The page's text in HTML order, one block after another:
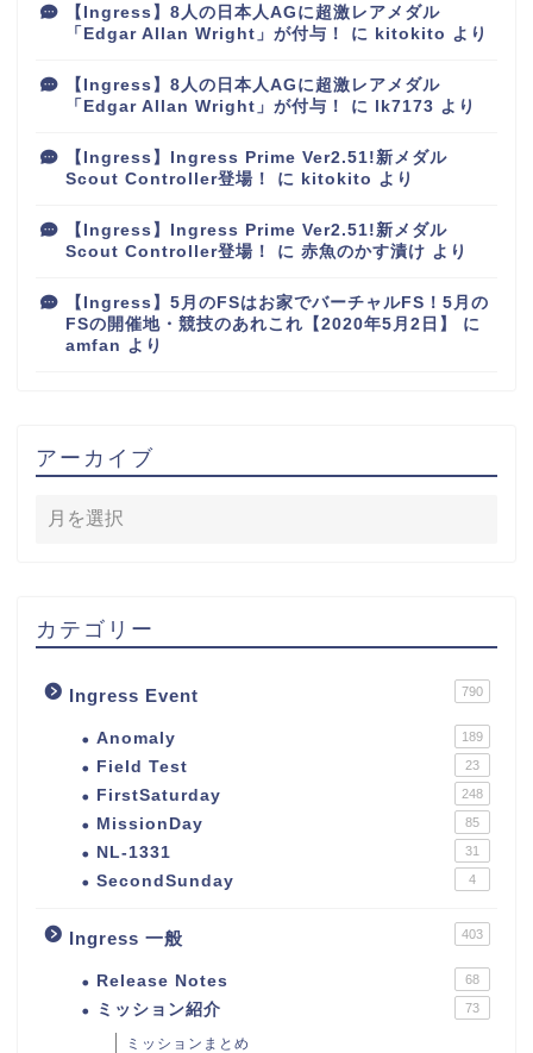
【Ingress】8人の日本人AGに超激レアメダル
「Edgar Allan Wright」が付与！
に kitokito より
【Ingress】8人の日本人AGに超激レアメダル
「Edgar Allan Wright」が付与！
に lk7173 より
【Ingress】Ingress Prime Ver2.51!新メダル
Scout Controller登場！
に kitokito より
【Ingress】Ingress Prime Ver2.51!新メダル
Scout Controller登場！
に 赤魚のかす漬け より
【Ingress】5月のFSはお家でバーチャルFS！5月の
FSの開催地・競技のあれこれ【2020年5月2日】
に
amfan より
アーカイブ
カテゴリー
Ingress Event 790
Anomaly 189
Field Test 23
FirstSaturday 248
MissionDay 85
NL-1331 31
SecondSunday 4
Ingress 一般 403
Release Notes 68
ミッション紹介 73
ミッションまとめ